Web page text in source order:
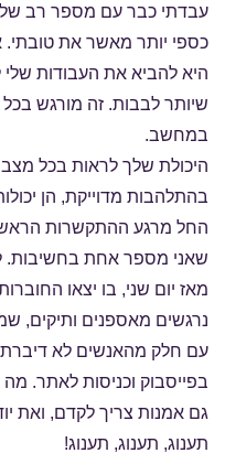
עבדתי כבר עם מספר רב של
כספי יותר מאשר את טובתי.
היא להביא את העבודות
שיותר לבבות. זה מורגש בכל
במחשב.
היכולת שלך לראות בכל מצב
בהתלהבות מדוייקת, הן יכולות
החל מרגע ההתקשרות
שאני מספר אחת בחשיבות.
מאז יום שני, בו יצאו
נרגשים מאספנים ותיקים,
עם חלק מהאנשים לא דיברתי
בפייסבוק וכניסות לאתר.
גם אמנות צריך לקדם, ואת
תענוג, תענוג, תענוג!